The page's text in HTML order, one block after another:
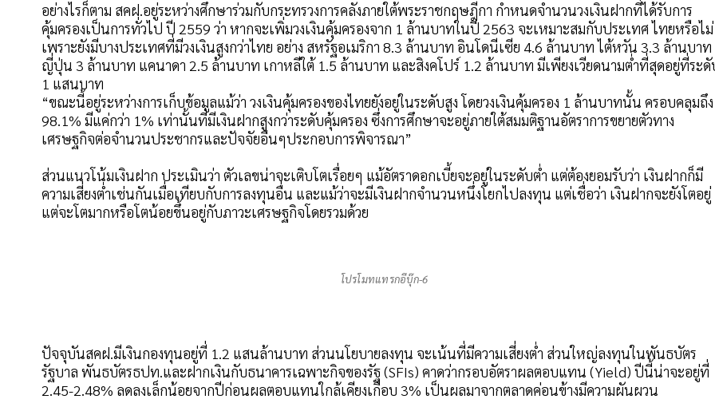
อย่างไรก็ตาม สคฝ.อยู่ระหว่างศึกษาร่วมกับกระทรวงการคลังภายใต้พระราชกฤษฎีกา กำหนดจำนวนวงเงินฝากที่ได้รับการ
คุ้มครองเป็นการทั่วไป ปี 2559 ว่า หากจะเพิ่มวงเงินคุ้มครองจาก 1 ล้านบาทในปี 2563 จะเหมาะสมกับประเทศ ไทยหรือไม่
เพราะยังมีบางประเทศที่มีวงเงินสูงกว่าไทย อย่าง สหรัฐอเมริกา 8.3 ล้านบาท อินโดนีเซีย 4.6 ล้านบาท ไต้หวัน 3.3 ล้านบาท
ญี่ปุ่น 3 ล้านบาท แคนาดา 2.5 ล้านบาท เกาหลีใต้ 1.5 ล้านบาท และสิงคโปร์ 1.2 ล้านบาท มีเพียงเวียดนามตํ่าที่สุดอยู่ที่ระ
1 แสนบาท
“ขณะนี้อยู่ระหว่างการเก็บข้อมูลแม้ว่า วงเงินคุ้มครองของไทยยังอยู่ในระดับสูง โดยวงเงินคุ้มครอง 1 ล้านบาทนั้น ครอบคลุมถึง
98.1% มีแค่กว่า 1% เท่านั้นที่มีเงินฝากสูงกว่าระดับคุ้มครอง ซึ่งการศึกษาจะอยู่ภายใต้สมมติฐานอัตราการขยายตัวทาง
เศรษฐกิจต่อจำนวนประชากรและปัจจัยอื่นๆประกอบการพิจารณา”
ส่วนแนวโน้มเงินฝาก ประเมินว่า ตัวเลขน่าจะเติบโตเรื่อยๆ แม้อัตราดอกเบี้ยจะอยู่ในระดับตํ่า แต่ต้องยอมรับว่า เงินฝากก็มี
ความเสี่ยงตํ่าเช่นกันเมื่อเทียบกับการลงทุนอื่น และแม้ว่าจะมีเงินฝากจำนวนหนึ่งโยกไปลงทุน แต่เชื่อว่า เงินฝากจะยังโตอยู่
แต่จะโตมากหรือโตน้อยขึ้นอยู่กับภาวะเศรษฐกิจโดยรวมด้วย
โปรโมทแทรกอีบุ๊ก-6
ปัจจุบันสคฝ.มีเงินกองทุนอยู่ที่ 1.2 แสนล้านบาท ส่วนนโยบายลงทุน จะเน้นที่มีความเสี่ยงตํ่า ส่วนใหญ่ลงทุนในพันธบัตร
รัฐบาล พันธบัตรธปท.และฝากเงินกับธนาคารเฉพาะกิจของรัฐ (SFIs) คาดว่ากรอบอัตราผลตอบแทน (Yield) ปีนี้น่าจะอยู่ที่
2.45-2.48% ลดลงเล็กน้อยจากปีก่อนผลตอบแทนใกล้เคียงเกือบ 3% เป็นผลมาจากตลาดค่อนข้างมีความผันผวน